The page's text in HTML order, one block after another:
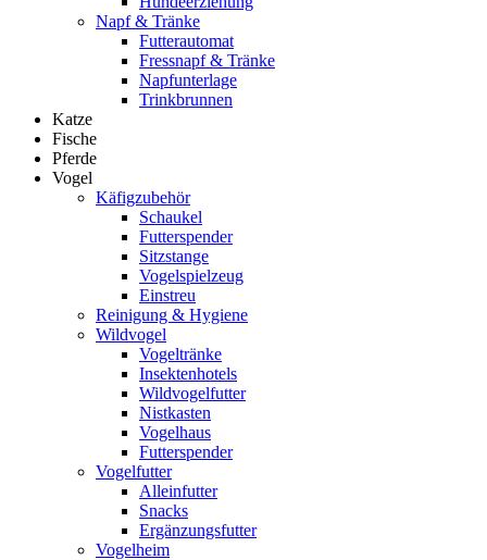
Napf & Tränke
Futterautomat
Fressnapf & Tränke
Napfunterlage
Trinkbrunnen
Katze
Fische
Pferde
Vogel
Käfigzubehör
Schaukel
Futterspender
Sitzstange
Vogelspielzeug
Einstreu
Reinigung & Hygiene
Wildvogel
Vogeltränke
Insektenhotels
Wildvogelfutter
Nistkasten
Vogelhaus
Futterspender
Vogelfutter
Alleinfutter
Snacks
Ergänzungsfutter
Vogelheim